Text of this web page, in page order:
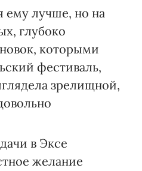
ему лучше, но на
глубоко
которыми
фестиваль,
зрелищной,
в Эксе
желание